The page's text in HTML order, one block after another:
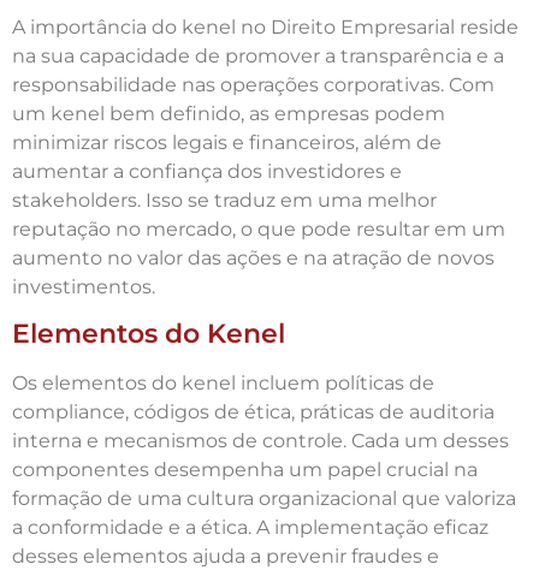
A importância do kenel no Direito Empresarial reside
na sua capacidade de promover a transparência e a
responsabilidade nas operações corporativas. Com
um kenel bem definido, as empresas podem
minimizar riscos legais e financeiros, além de
aumentar a confiança dos investidores e
stakeholders. Isso se traduz em uma melhor
reputação no mercado, o que pode resultar em um
aumento no valor das ações e na atração de novos
investimentos.
Elementos do Kenel
Os elementos do kenel incluem políticas de
compliance, códigos de ética, práticas de auditoria
interna e mecanismos de controle. Cada um desses
componentes desempenha um papel crucial na
formação de uma cultura organizacional que valoriza
a conformidade e a ética. A implementação eficaz
desses elementos ajuda a prevenir fraudes e